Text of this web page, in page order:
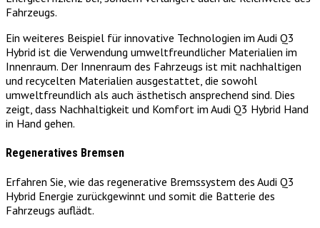
Fahrzeugs.
Ein weiteres Beispiel für innovative Technologien im Audi Q3
Hybrid ist die Verwendung umweltfreundlicher Materialien im
Innenraum. Der Innenraum des Fahrzeugs ist mit nachhaltigen
und recycelten Materialien ausgestattet, die sowohl
umweltfreundlich als auch ästhetisch ansprechend sind. Dies
zeigt, dass Nachhaltigkeit und Komfort im Audi Q3 Hybrid Hand
in Hand gehen.
Regeneratives Bremsen
Erfahren Sie, wie das regenerative Bremssystem des Audi Q3
Hybrid Energie zurückgewinnt und somit die Batterie des
Fahrzeugs auflädt.